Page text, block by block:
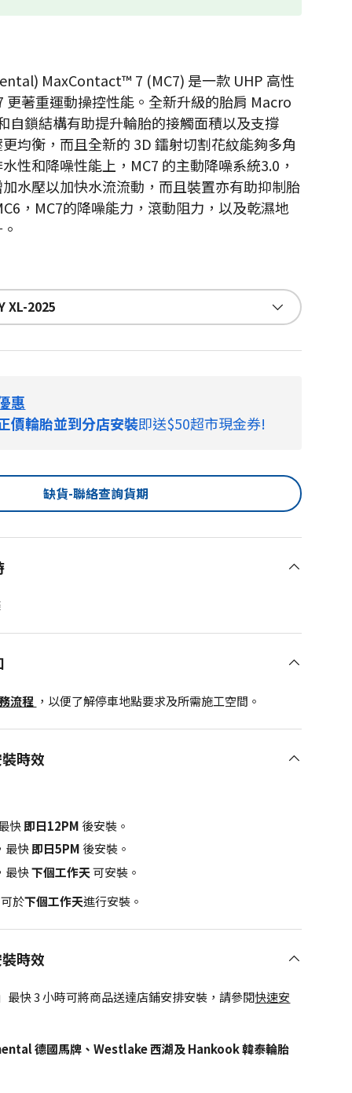
MaxContact™ 7 (MC7) 是一款 UHP 高性
更著重運動操控性能。全新升級的胎肩 Macro
自鎖結構有助提升輪胎的接觸面積以及支撐
均衡，而且全新的 3D 鐳射切割花紋能夠多角
性和降噪性能上，MC7 的主動降噪系統3.0，
水壓以加快水流流動，而且裝置亦有助抑制胎
，MC7的降噪能力，滾動阻力，以及乾濕地
XL-2025
惠
價輪胎並到分店安裝即送$50超市現金券!
缺貨-聯絡查詢貨期
流程 ，以便了解停車地點要求及所需施工空間。
時效
快即日12PM 後安裝。
最快即日5PM 後安裝。
最快下個工作天可安裝。
於下個工作天進行安裝。
時效
最快 3 小時可將商品送達店鋪安排安裝，請參閱快速安
德國馬牌、Westlake 西湖及 Hankook 韓泰輪胎